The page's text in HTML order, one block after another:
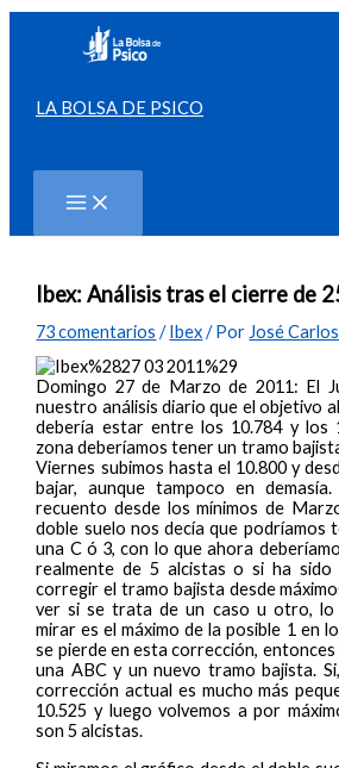
contenido
LA BOLSA DE PSICO
Ibex: Análisis tras el cierre de
73 comentarios /Ibex/ Por José
Domingo 27 de Marzo de 2011: El
nuestro análisis diario que el objetivo
debería estar entre los 10.784 y los
zona deberíamos tener un tramo
Viernes subimos hasta el 10.800 y
bajar, aunque tampoco en
recuento desde los mínimos de
doble suelo nos decía que podríamos
una C ó 3, con lo que ahora
realmente de 5 alcistas o si ha sido
corregir el tramo bajista desde
ver si se trata de un caso u otro, lo
mirar es el máximo de la posible 1 en
se pierde en esta corrección,
una ABC y un nuevo tramo bajista.
corrección actual es mucho más
10.525 y luego volvemos a por
son 5 alcistas.